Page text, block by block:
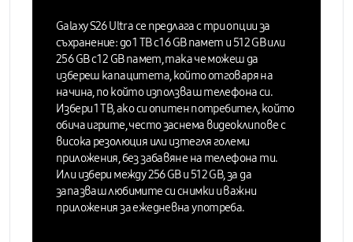
Galaxy S26 Ultra се предлага с три опции за
съхранение: до 1 TB с 16 GB памет и 512 GB или
256 GB с 12 GB памет, така че можешда
избереш капацитета, който отговаря на
начина, по който използваш телефона си.
Избери 1 TB, ако си опитен потребител, който
обича игрите, често заснема видеоклипове с
висока резолюция или изтегля големи
приложения, без забавяне на телефона ти.
Или избери между 256 GB и 512 GB, за да
запазваш любимите си снимки и важни
приложения за ежедневна употреба.